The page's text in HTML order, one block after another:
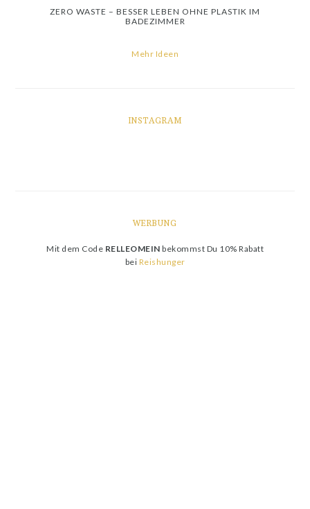
ZERO WASTE – BESSER LEBEN OHNE PLASTIK IM
BADEZIMMER
Mehr Ideen
INSTAGRAM
WERBUNG
Mit dem Code RELLEOMEIN bekommst Du 10% Rabatt
bei Reishunger